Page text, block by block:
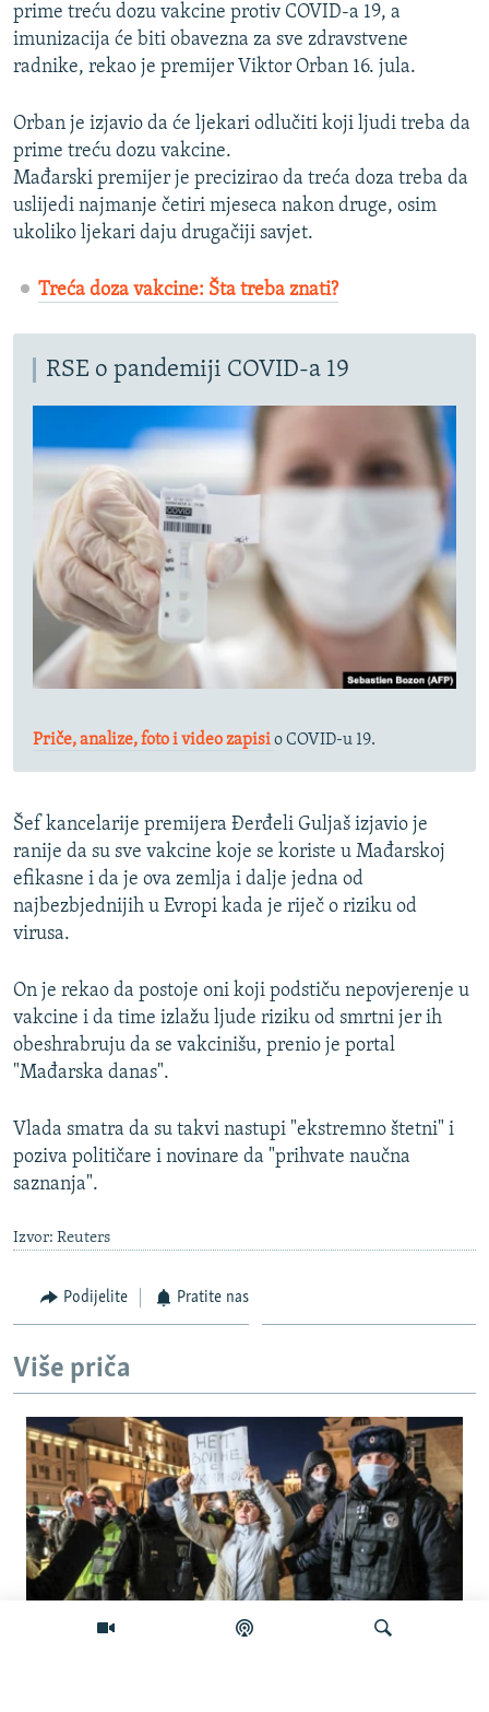
TV LIBERTY
POST SCRIPTUM
TRI DECENIJE OD RATA U BIH
SVE KARTE DEJTONA
NASTANAK I RASPAD JUGOSLAVIJE
Sve RFE/RL stranice
prime treću dozu vakcine protiv COVID-a 19, a
imunizacija će biti obavezna za sve zdravstvene
radnike, rekao je premijer Viktor Orban 16. jula.
Orban je izjavio da će ljekari odlučiti koji ljudi treba da
prime treću dozu vakcine.
Mađarski premijer je precizirao da treća doza treba da
uslijedi najmanje četiri mjeseca nakon druge, osim
ukoliko ljekari daju drugačiji savjet.
Treća doza vakcine: Šta treba znati?
RSE o pandemiji COVID-a 19
Priče, analize, foto i video zapisio COVID-u 19.
Šef kancelarije premijera Đerđeli Guljaš izjavio je
ranije da su sve vakcine koje se koriste u Mađarskoj
efikasne i da je ova zemlja i dalje jedna od
najbezbjednijih u Evropi kada je riječ o riziku od
virusa.
On je rekao da postoje oni koji podstiču nepovjerenje u
vakcine i da time izlažu ljude riziku od smrtni jer ih
obeshrabruju da se vakcinišu, prenio je portal
"Mađarska danas".
Vlada smatra da su takvi nastupi "ekstremno štetni" i
poziva političare i novinare da "prihvate naučna
saznanja".
Izvor: Reuters
Podijelite Pratite nas
Više priča